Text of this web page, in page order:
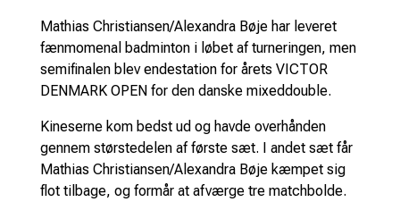
Mathias Christiansen/Alexandra Bøje har leveret
fænmomenal badminton i løbet af turneringen, men
semifinalen blev endestation for årets VICTOR
DENMARK OPEN for den danske mixeddouble.
Kineserne kom bedst ud og havde overhånden
gennem størstedelen af første sæt. I andet sæt får
Mathias Christiansen/Alexandra Bøje kæmpet sig
flot tilbage, og formår at afværge tre matchbolde.